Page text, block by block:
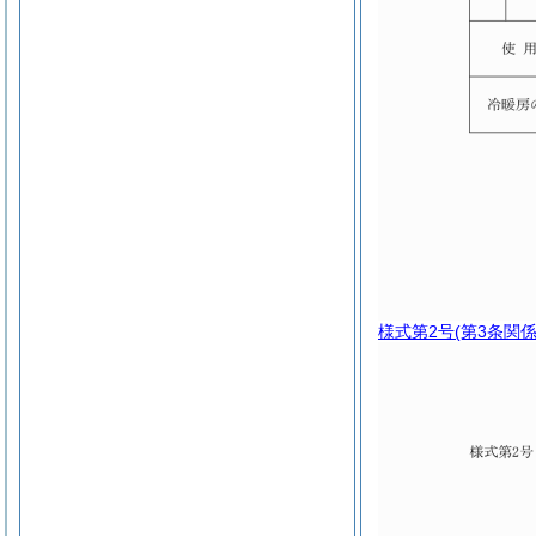
様式第2号(第3条関